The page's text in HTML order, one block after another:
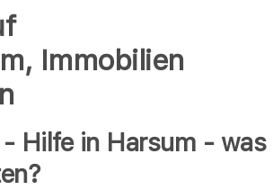
Immobilien
Hilfe in Harsum - was